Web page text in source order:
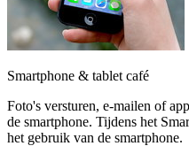
Smartphone & tablet café
Foto's versturen, e-mailen of
de smartphone. Tijdens het
het gebruik van de smartphone.